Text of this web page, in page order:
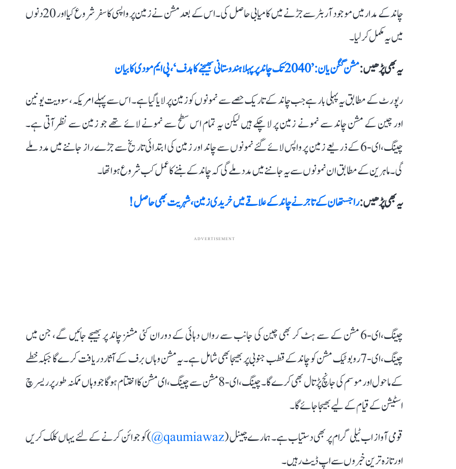
چاند کے مدار میں موجود آربٹر سے جڑنے میں کامیابی حاصل کی۔ اس کے بعد مشن نے زمین پر واپسی کا سفر شروع کیا اور 20 دنوں
میں یہ مکمل کر لیا۔
یہ بھی پڑھیں :مشن گگن یان: ’2040 تک چاند پر پہلا ہندوستانی بھیجنے کا ہدف‘، پی ایم مودی کا بیان
رپورٹ کے مطابق یہ پہلی بار ہے جب چاند کے تاریک حصے سے نمونوں کو زمین پر لایا گیا ہے۔ اس سے پہلے امریکہ، سوویت یونین
اور چین کے مشن چاند سے نمونے زمین پر لا چکے ہیں لیکن یہ تمام اس سطح سے نمونے لائے تھے جو زمین سے نظر آتی ہے۔
چینگ،ای-6 کے ذریعے زمین پر واپس لائے گئے نمونوں سے چاند اور زمین کی ابتدائی تاریخ سے جڑے راز جاننے میں مدد ملے
گی۔ ماہرین کے مطابق ان نمونوں سے یہ جاننے میں مدد ملے گی کہ چاند کے بننے کا عمل کب شروع ہوا تھا۔
یہ بھی پڑھیں :راجستھان کے تاجر نے چاند کے علاقے میں خریدی زمین، شہریت بھی حاصل!
ADVERTISEMENT
چینگ،ای-6 مشن کے سے ہٹ کر بھی چین کی جانب سے رواں دہائی کے دوران کئی مشنز چاند پر بھیجے جائیں گے، جن میں
چینگ،ای-7 روبوٹیک مشن کو چاند کے قطب جنوبی پر بھیجا بھی شامل ہے۔ یہ مشن وہاں برف کے آثار دریافت کرے گا جبکہ خطے
کے ماحول اور موسم کی جانچ پڑتال بھی کرے گا۔ چینگ،ای-8 مشن سے چینگ،ای مشن کا اختتام ہوگا جو وہاں ممکنہ طور پر ریسرچ
اسٹیشن کے قیام کے لیے بھیجا جائے گا۔
قومی آواز اب ٹیلی گرام پر بھی دستیاب ہے۔ ہمارے چینل (qaumiawaz@
) کو جوائن کرنے کے لئے یہاں کلک کریں
اور تازہ ترین خبروں سے اپ ڈیٹ رہیں۔